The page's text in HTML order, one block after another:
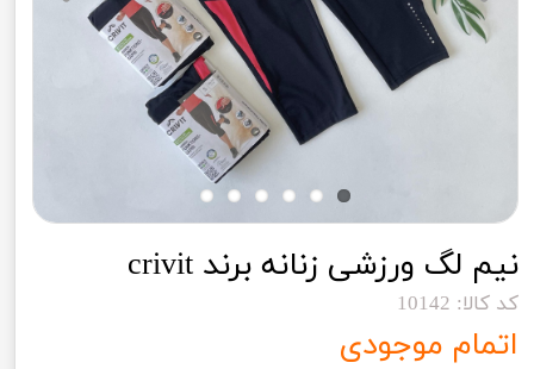
نیم لگ ورزشی زنانه برند crivit
کد کالا: 10142
اتمام موجودی